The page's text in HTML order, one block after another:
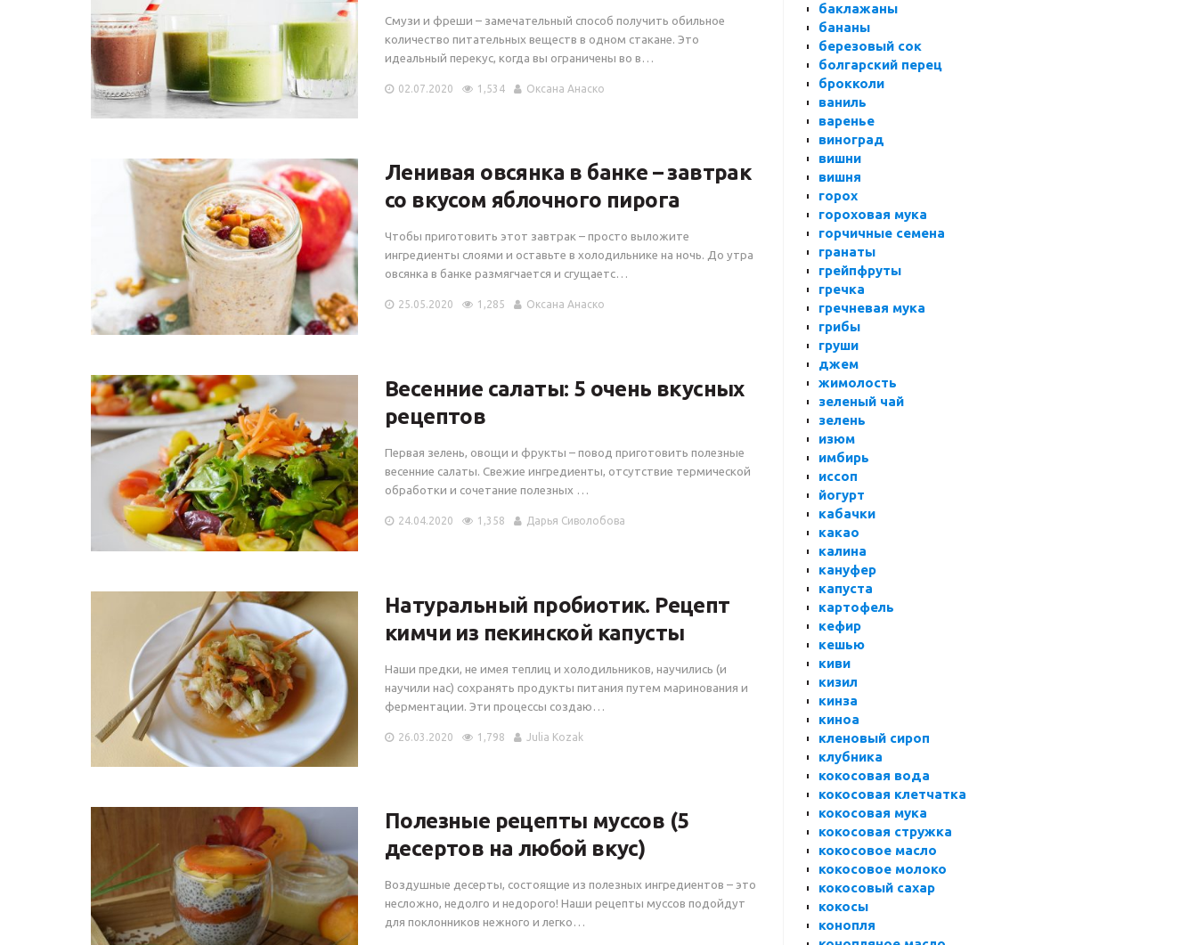
Смузи и фреши – замечательный способ получить обильное
количество питательных веществ в одном стакане. Это
идеальный перекус, когда вы ограничены во в…
02.07.2020 1,534 Оксана Анаско
Ленивая овсянка в банке – завтрак
со вкусом яблочного пирога
Чтобы приготовить этот завтрак – просто выложите
ингредиенты слоями и оставьте в холодильнике на ночь. До утра
овсянка в банке размягчается и сгущаетс…
25.05.2020 1,285 Оксана Анаско
Весенние салаты: 5 очень вкусных
рецептов
Первая зелень, овощи и фрукты – повод приготовить полезные
весенние салаты. Свежие ингредиенты, отсутствие термической
обработки и сочетание полезных …
24.04.2020 1,358 Дарья Сиволобова
Натуральный пробиотик. Рецепт
кимчи из пекинской капусты
Наши предки, не имея теплиц и холодильников, научились (и
научили нас) сохранять продукты питания путем маринования и
ферментации. Эти процессы создаю…
26.03.2020 1,798 Julia Kozak
Полезные рецепты муссов (5
десертов на любой вкус)
Воздушные десерты, состоящие из полезных ингредиентов – это
несложно, недолго и недорого! Наши рецепты муссов подойдут
для поклонников нежного и легко…
баклажаны
бананы
березовый сок
болгарский перец
брокколи
ваниль
варенье
виноград
вишни
вишня
горох
гороховая мука
горчичные семена
гранаты
грейпфруты
гречка
гречневая мука
грибы
груши
джем
жимолость
зеленый чай
зелень
изюм
имбирь
иссоп
йогурт
кабачки
какао
калина
кануфер
капуста
картофель
кефир
кешью
киви
кизил
кинза
киноа
кленовый сироп
клубника
кокосовая вода
кокосовая клетчатка
кокосовая мука
кокосовая стружка
кокосовое масло
кокосовое молоко
кокосовый сахар
кокосы
конопля